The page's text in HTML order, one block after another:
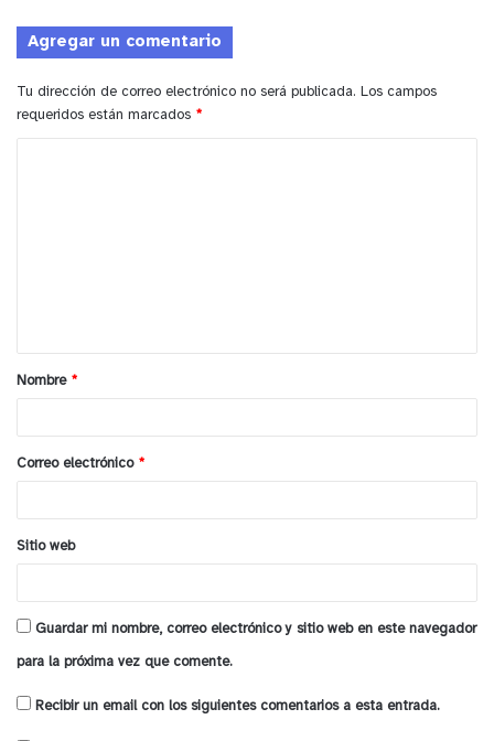
Agregar un comentario
Tu dirección de correo electrónico no será publicada. Los campos
requeridos están marcados *
a
r
*
Nombre *
Correo electrónico *
Sitio web
Guardar mi nombre, correo electrónico y sitio web en este navegador
para la próxima vez que comente.
Recibir un email con los siguientes comentarios a esta entrada.